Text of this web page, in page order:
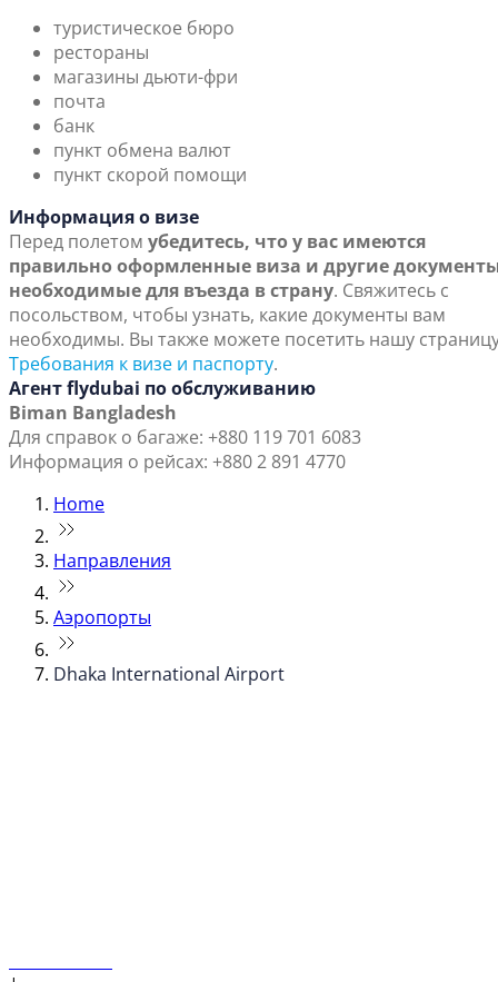
туристическое бюро
рестораны
магазины дьюти-фри
почта
банк
пункт обмена валют
пункт скорой помощи
Информация о визе
Перед полетом убедитесь, что у вас имеются
правильно оформленные виза и другие
необходимые для въезда в страну. Свяжитесь с
посольством, чтобы узнать, какие документы вам
необходимы. Вы также можете посетить нашу
Требования к визе и паспорту.
Агент flydubai по обслуживанию
Biman Bangladesh
Для справок о багаже: +880 119 701 6083
Информация о рейсах: +880 2 891 4770
Home
Направления
Аэропорты
Dhaka International Airport